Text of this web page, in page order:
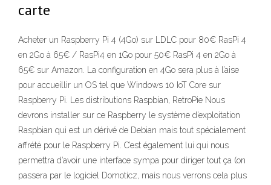
carte
Acheter un Raspberry Pi 4 (4Go) sur LDLC pour 80€ RasPi 4
en 2Go à 65€ / RasPi4 en 1Go pour 50€ RasPi 4 en 2Go à
65€ sur Amazon. La configuration en 4Go sera plus à l’aise
pour accueillir un OS tel que Windows 10 IoT Core sur
Raspberry Pi. Les distributions Raspbian, RetroPie Nous
devrons installer sur ce Raspberry le système d’exploitation
Raspbian qui est un dérivé de Debian mais tout spécialement
affrété pour le Raspberry Pi. C’est également lui qui nous
permettra d’avoir une interface sympa pour diriger tout ça (on
passera par le logiciel Domoticz, mais nous verrons cela plus